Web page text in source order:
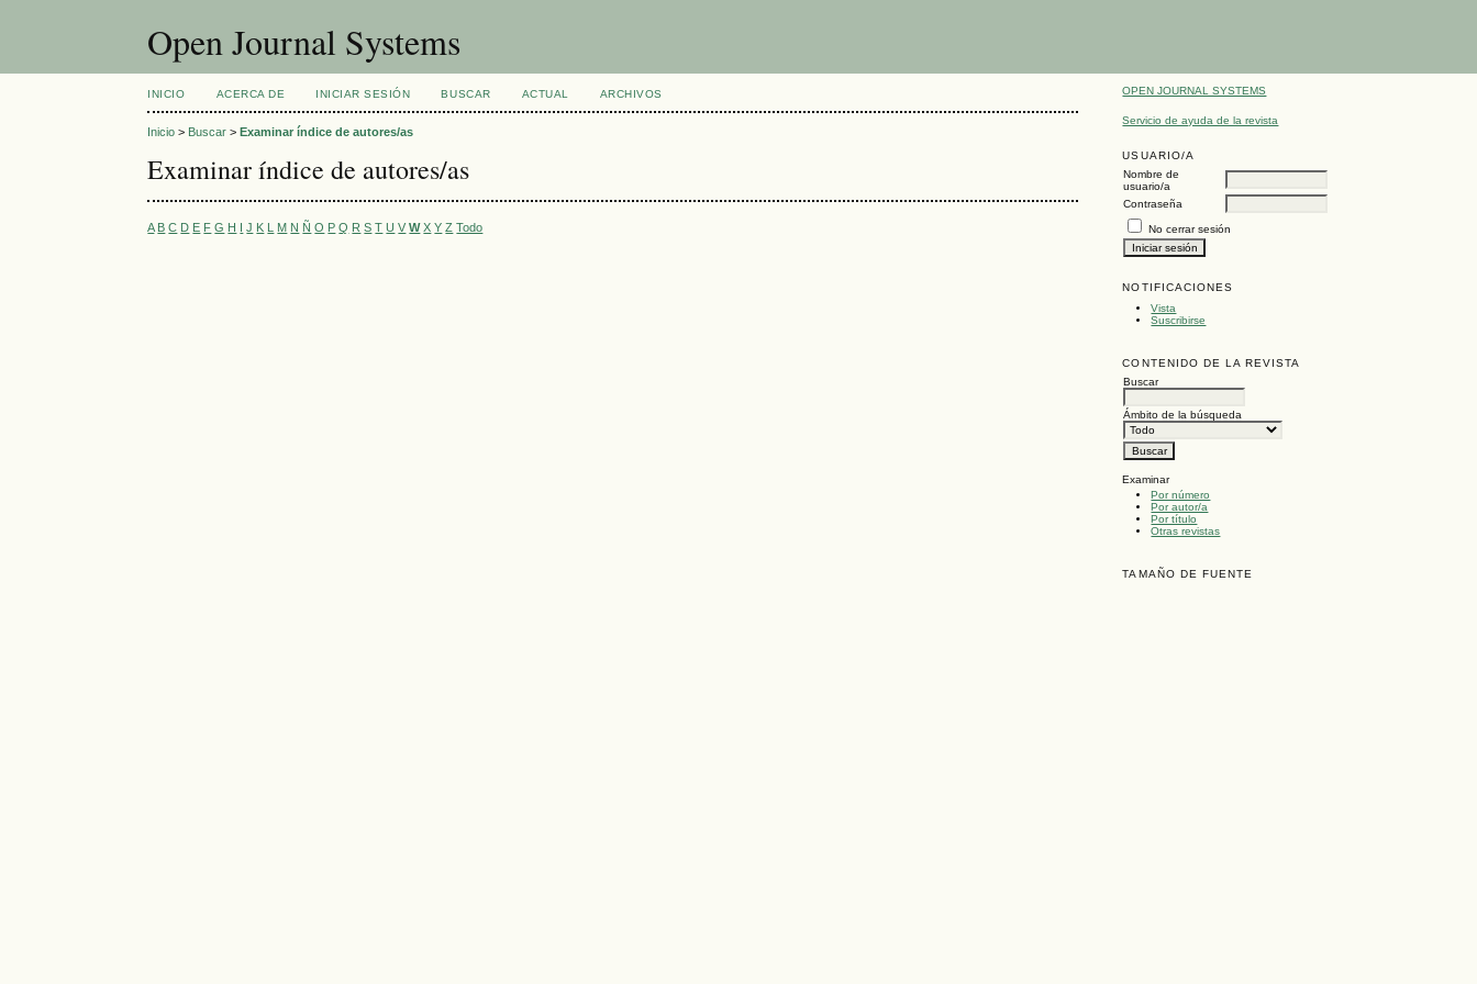
Open Journal Systems
OPEN JOURNAL SYSTEMS
Servicio de ayuda de la revista
USUARIO/A
Nombre de
usuario/a
Contraseña
No cerrar sesión
NOTIFICACIONES
Vista
Suscribirse
CONTENIDO DE LA REVISTA
Buscar
Ámbito de la búsqueda
Examinar
Por número
Por autor/a
Por título
Otras revistas
TAMAÑO DE FUENTE
INICIO ACERCA DE INICIAR SESIÓN BUSCAR ACTUAL ARCHIVOS
Inicio > Buscar >Examinar índice de autores/as
Examinar índice de autores/as
A B C D E F G H I J K L M N Ñ O P Q R S T U V W X Y Z Todo